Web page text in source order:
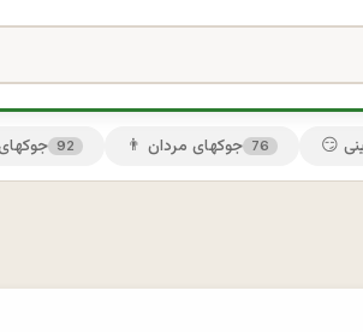
😂 92 👨 جوکهای مردان 76